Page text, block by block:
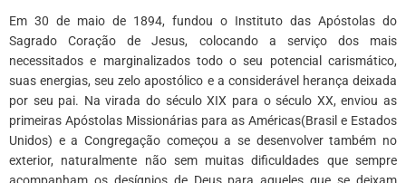
Em 30 de maio de 1894, fundou o Instituto das Apóstolas do
Sagrado Coração de Jesus, colocando a serviço dos mais
necessitados e marginalizados todo o seu potencial carismático,
suas energias, seu zelo apostólico e a considerável herança deixada
por seu pai. Na virada do século XIX para o século XX, enviou as
primeiras Apóstolas Missionárias para as Américas(Brasil e Estados
Unidos) e a Congregação começou a se desenvolver também no
exterior, naturalmente não sem muitas dificuldades que sempre